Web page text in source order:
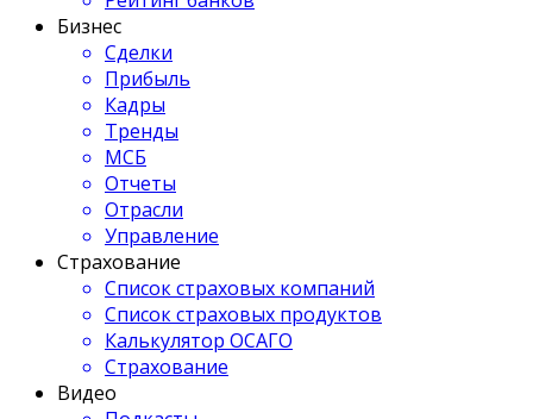
Бизнес
Сделки
Прибыль
Кадры
Тренды
МСБ
Отчеты
Отрасли
Управление
Страхование
Список страховых компаний
Список страховых продуктов
Калькулятор ОСАГО
Страхование
Видео